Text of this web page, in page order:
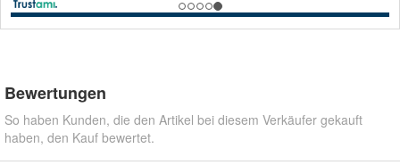
Bewertungen
So haben Kunden, die den Artikel bei diesem Verkäufer gekauft
haben, den Kauf bewertet.